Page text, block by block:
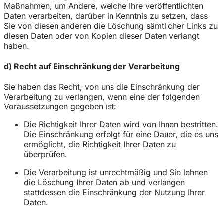
Maßnahmen, um Andere, welche Ihre veröffentlichten
Daten verarbeiten, darüber in Kenntnis zu setzen, dass
Sie von diesen anderen die Löschung sämtlicher Links zu
diesen Daten oder von Kopien dieser Daten verlangt
haben.
d) Recht auf Einschränkung der Verarbeitung
Sie haben das Recht, von uns die Einschränkung der
Verarbeitung zu verlangen, wenn eine der folgenden
Voraussetzungen gegeben ist:
Die Richtigkeit Ihrer Daten wird von Ihnen bestritten.
Die Einschränkung erfolgt für eine Dauer, die es uns
ermöglicht, die Richtigkeit Ihrer Daten zu
überprüfen.
Die Verarbeitung ist unrechtmäßig und Sie lehnen
die Löschung Ihrer Daten ab und verlangen
stattdessen die Einschränkung der Nutzung Ihrer
Daten.